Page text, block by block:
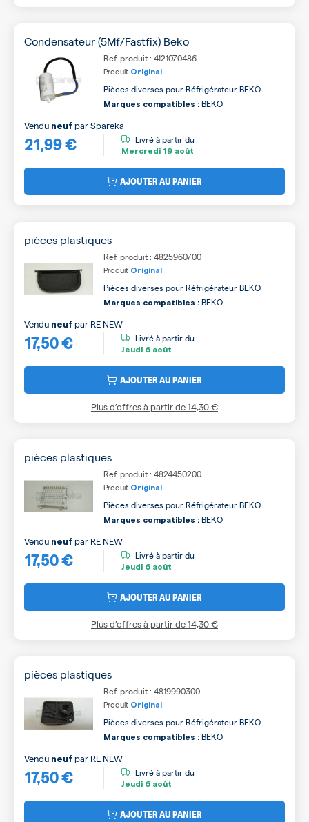
Condensateur (5Mf/Fastfix) Beko
Ref. produit : 4121070486
Produit Original
Pièces diverses pour Réfrigérateur BEKO
Marques compatibles : BEKO
21,99 €
Vendu neuf parSpareka
Livré à partir du
Mercredi 19 août
AJOUTER AU PANIER
pièces plastiques
Ref. produit : 4825960700
Produit Original
Pièces diverses pour Réfrigérateur BEKO
Marques compatibles : BEKO
17,50 €
Vendu neuf par RE NEW
Livré à partir du
Jeudi 6 août
AJOUTER AU PANIER
Plus d’offres à partir de14,30 €
pièces plastiques
Ref. produit : 4824450200
Produit Original
Pièces diverses pour Réfrigérateur BEKO
Marques compatibles : BEKO
17,50 €
Vendu neuf par RE NEW
Livré à partir du
Jeudi 6 août
AJOUTER AU PANIER
Plus d’offres à partir de14,30 €
pièces plastiques
Ref. produit : 4819990300
Produit Original
Pièces diverses pour Réfrigérateur BEKO
Marques compatibles : BEKO
17,50 €
Vendu neuf par RE NEW
Livré à partir du
Jeudi 6 août
AJOUTER AU PANIER